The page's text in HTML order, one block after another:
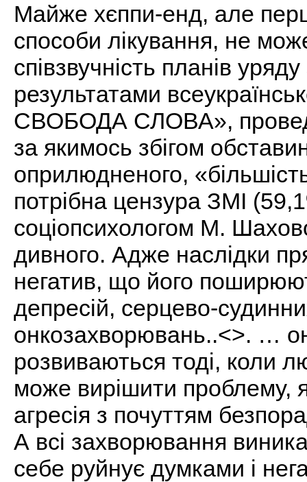
Майже хєппи-енд, але
способи лікування, не
співзвучність планів
результатами
СВОБОДА СЛОВА»,
за якимось збігом
оприлюдненого,
потрібна цензура ЗМІ
соціопсихологом М.
дивного. Адже наслідки
негатив, що його
депресій, серцево-
онкозахворювань..<>. …
розвиваються тоді, коли
може вирішити проблему,
агресія з почуттям
А всі захворювання
себе руйнує думками і